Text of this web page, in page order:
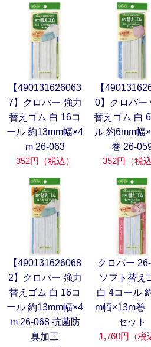
【490131626063
7】クロバー 強力
替えゴム 白 16コ
ール 約13mm幅×4
m 26-063
352円（税込）
【
0】クロバー
替えゴム 白
ル 約6mm幅
巻 26-
352円（税込
【490131626068
2】クロバー 強力
替えゴム 白 16コ
ール 約13mm幅×4
m 26-068 抗菌防
臭加工
クロバー
ソフト替え
白 4コール
m幅×13m巻
セット
1,760円（税